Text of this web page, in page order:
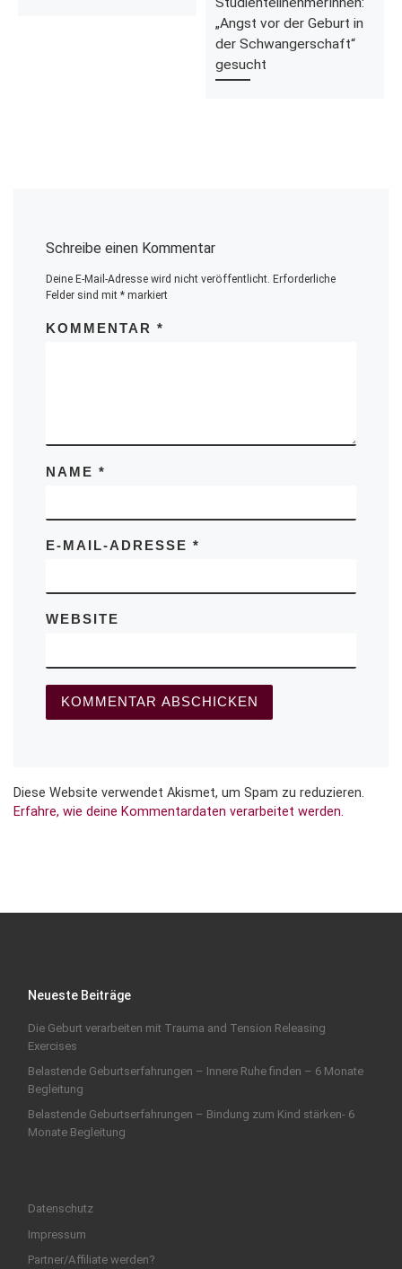
„Angst vor der Geburt in
der Schwangerschaft“
gesucht
Schreibe einen Kommentar
Deine E-Mail-Adresse wird nicht veröffentlicht. Erforderliche
Felder sind mit* markiert
KOMMENTAR*
NAME*
E-MAIL-ADRESSE*
WEBSITE
Diese Website verwendet Akismet, um Spam zu reduzieren.
Erfahre, wie deine Kommentardaten verarbeitet werden.
Neueste Beiträge
Die Geburt verarbeiten mit Trauma and Tension Releasing
Exercises
Belastende Geburtserfahrungen – Innere Ruhe finden – 6 Monate
Begleitung
Belastende Geburtserfahrungen – Bindung zum Kind stärken- 6
Monate Begleitung
Datenschutz
Impressum
Partner/Affiliate werden?